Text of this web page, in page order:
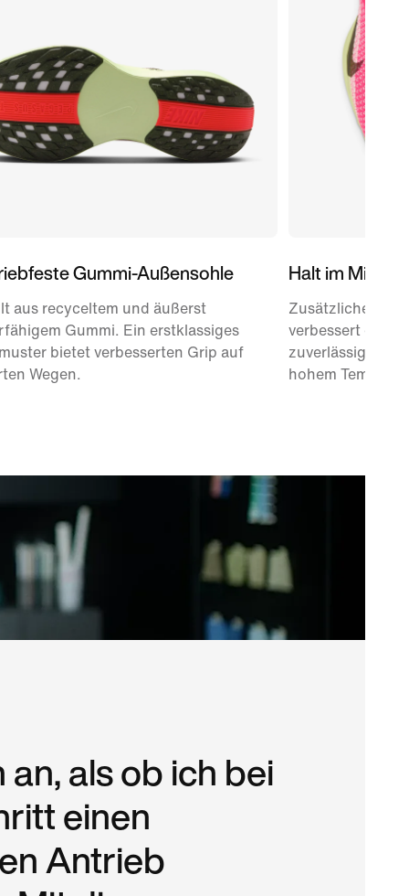
Gummi-Außensohle
aus recyceltem und äußerst
Gummi. Ein erstklassiges
bietet verbesserten Grip auf
Wegen.
Halt im
Zusätzlicher
verbessert den
zuverlässiges
hohem Tempo.
als ob ich bei
einen
Antrieb